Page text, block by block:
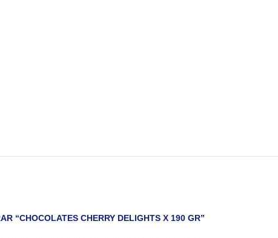
“CHOCOLATES CHERRY DELIGHTS X 190 GR”